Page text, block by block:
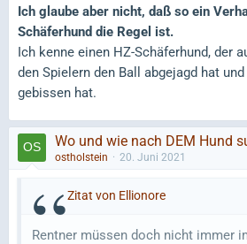
Ich glaube aber nicht, daß so ein
Schäferhund die Regel ist.
Ich kenne einen HZ-Schäferhund, der
den Spielern den Ball abgejagd hat
gebissen hat.
Wo und wie nach DEM Hund
ostholstein 20. Juni 2021
Zitat von Ellionore
Rentner müssen doch nicht immer